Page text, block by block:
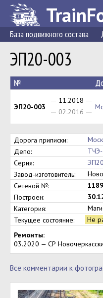
База подвижного состава
ЭП20-003
№
ЭП20-003
11.2018
02.2016
Дорога приписки:
Депо:
ТЧЭ-
Серия:
Завод-изготовитель:
Сетевой №:
Построен:
Категория:
Текущее состояние:
Не
Ремонты:
03.2020 — СР
Все комментарии к